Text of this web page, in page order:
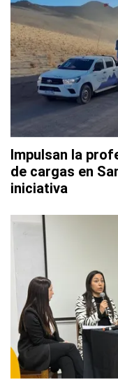
Impulsan la
de cargas en
iniciativa